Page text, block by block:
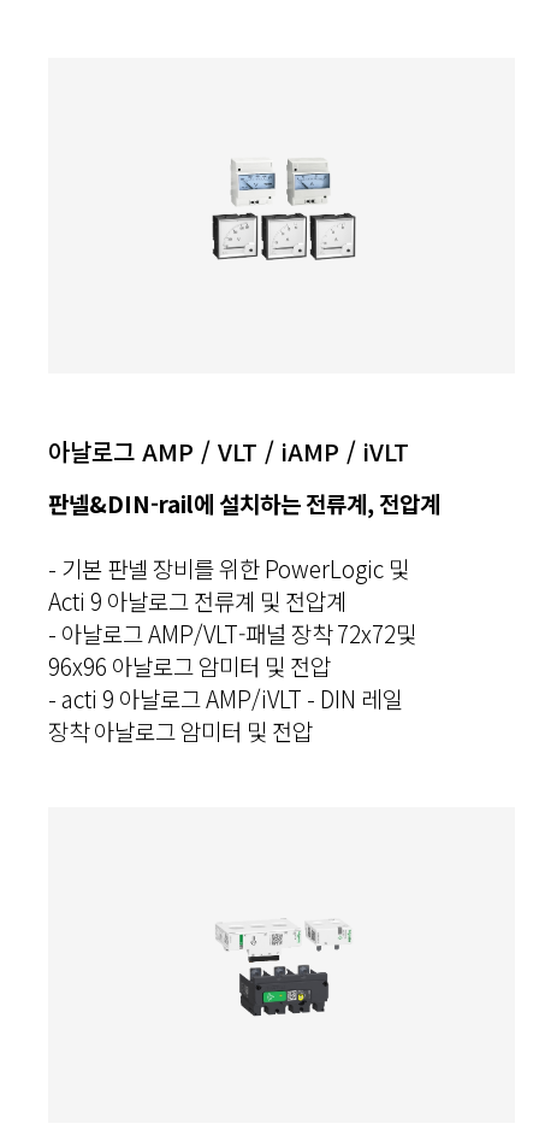
아날로그 AMP / VLT / iAMP / iVLT
판넬&DIN-rail에 설치하는 전류계, 전압계
- 기본 판넬 장비를 위한 PowerLogic 및
Acti 9 아날로그 전류계 및 전압계
- 아날로그 AMP/VLT-패널 장착 72x72및
96x96 아날로그 암미터 및 전압
- acti 9 아날로그 AMP/iVLT - DIN 레일
장착 아날로그 암미터 및 전압